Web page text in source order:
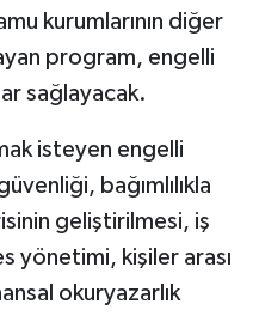
kurumlarının diğer
program, engelli
sağlayacak.
isteyen engelli
bağımlılıkla
geliştirilmesi, iş
yönetimi, kişiler arası
okuryazarlık